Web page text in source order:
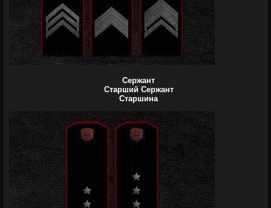
Сержант
Старший Сержант
Старшина